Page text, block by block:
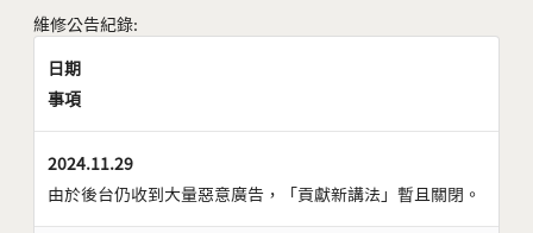
維修公告紀錄:
日期
事項
2024.11.29
由於後台仍收到大量惡意廣告，「貢獻新講法」暫且關閉。